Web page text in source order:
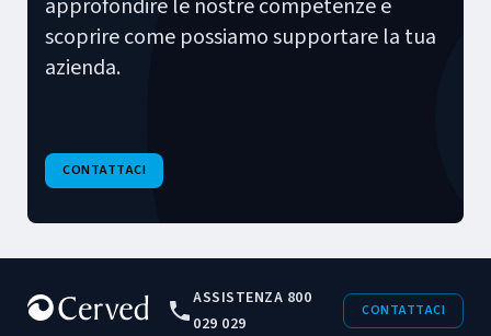
approfondire le nostre competenze e
scoprire come possiamo supportare la tua
azienda.
CONTATTACI
ASSISTENZA 800
029 029
CONTATTACI